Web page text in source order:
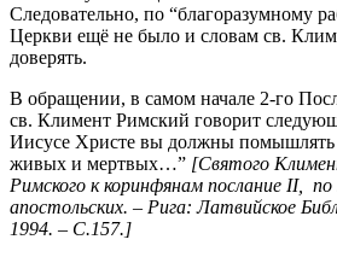
Следовательно, по “благоразумному
Церкви ещё не было и словам св.
доверять.
В обращении, в самом начале 2-го
св. Климент Римский говорит
Иисусе Христе вы должны помышлять
живых и мертвых…” [Святого
Римского к коринфянам послание II,
апостольских. – Рига: Латвийское
1994. – С.157.]